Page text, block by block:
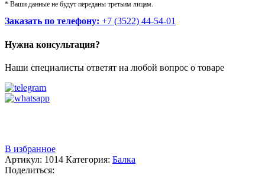
* Ваши данные не будут переданы третьим лицам.
Заказать по телефону: +7 (3522) 44-54-01
Нужна консультация?
Наши специалисты ответят на любой вопрос о товаре
В избранное
Артикул: 1014 Категория: Балка
Поделиться: